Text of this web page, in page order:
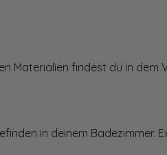
Materialien findest du in dem
in deinem Badezimmer.